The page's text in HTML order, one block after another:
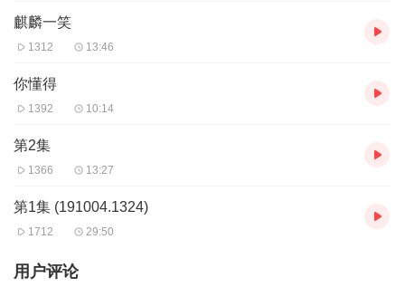
麒麟一笑
1312 13:46
你懂得
1392 10:14
第2集
1366 13:27
第1集 (191004.1324)
1712 29:50
用户评论